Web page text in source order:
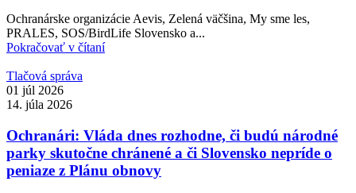
Ochranárske organizácie Aevis, Zelená väčšina, My sme les,
PRALES, SOS/BirdLife Slovensko a...
Pokračovať v čítaní
Tlačová správa
01 júl 2026
14. júla 2026
Ochranári: Vláda dnes rozhodne, či budú národné
parky skutočne chránené a či Slovensko nepríde o
peniaze z Plánu obnovy